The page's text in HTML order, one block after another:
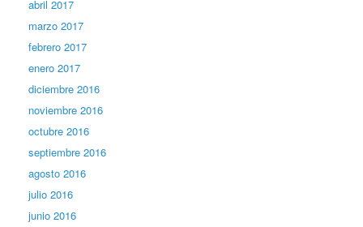
abril 2017
marzo 2017
febrero 2017
enero 2017
diciembre 2016
noviembre 2016
octubre 2016
septiembre 2016
agosto 2016
julio 2016
junio 2016